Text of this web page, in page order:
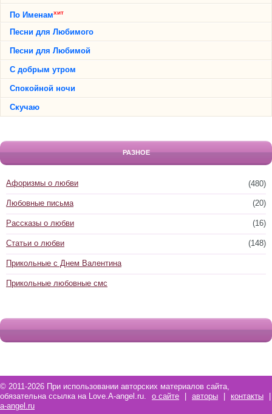
По Именамхит
Песни для Любимого
Песни для Любимой
С добрым утром
Спокойной ночи
Скучаю
РАЗНОЕ
(480)
Афоризмы о любви
(20)
Любовные письма
(16)
Рассказы о любви
(148)
Статьи о любви
Прикольные с Днем Валентина
Прикольные любовные смс
© 2011-2026 При использовании авторских материалов сайта,
обязательна ссылка на Love.A-angel.ru.
о сайте авторы контакты
a-angel.ru